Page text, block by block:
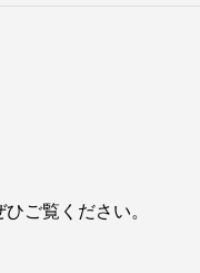
ご覧ください。